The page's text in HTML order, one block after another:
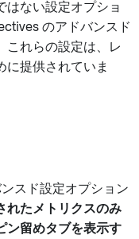
はない設定オプショ
のアドバンスド
これらの設定は、レ
に提供されていま
スド設定オプション
れたメトリクスのみ
ン留めタブを表示す